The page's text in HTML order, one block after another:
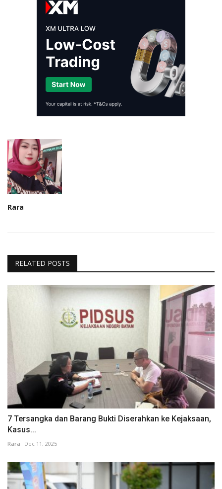
Rara
RELATED POSTS
7 Tersangka dan Barang Bukti Diserahkan ke Kejaksaan,
Kasus...
Rara Dec 11, 2025